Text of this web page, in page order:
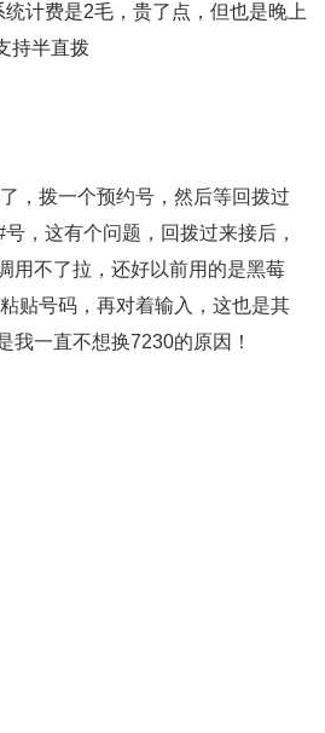
计费是2毛，贵了点，但也是晚上
持半直拨
，拨一个预约号，然后等回拨过
，这有个问题，回拨过来接后，
用不了拉，还好以前用的是黑莓
贴号码，再对着输入，这也是其
我一直不想换7230的原因！